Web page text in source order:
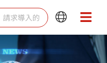
Search
Main
Menu
Main
Menu